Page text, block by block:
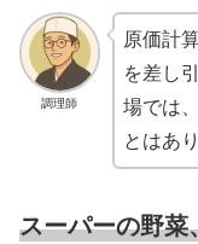
調理師
原価計
を差し
場では
とはあ
スーパーの野菜